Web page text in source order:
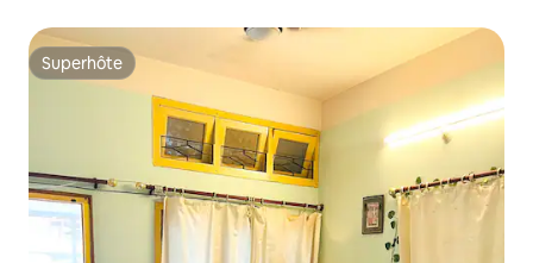
Superhôte
Superhôte